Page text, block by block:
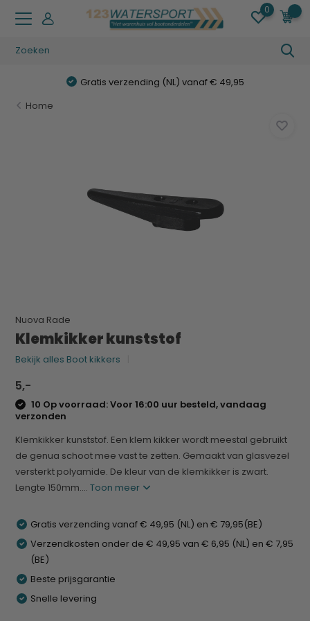
0
Gratis verzending (NL) vanaf € 49,95
Home
Nuova Rade
Klemkikker kunststof
Bekijk alles Boot kikkers
5,-
10 Op voorraad: Voor 16:00 uur besteld, vandaag
verzonden
Klemkikker kunststof. Een klem kikker wordt meestal gebruikt
de genua schoot mee vast te zetten. Gemaakt van glasvezel
versterkt polyamide. De kleur van de klemkikker is zwart.
Lengte 150mm....Toon meer
Gratis verzending vanaf € 49,95 (NL) en € 79,95(BE)
Verzendkosten onder de € 49,95 van € 6,95 (NL) en € 7,95
(BE)
Beste prijsgarantie
Snelle levering